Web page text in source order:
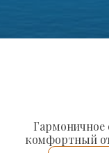
Гармоничное
комфортный